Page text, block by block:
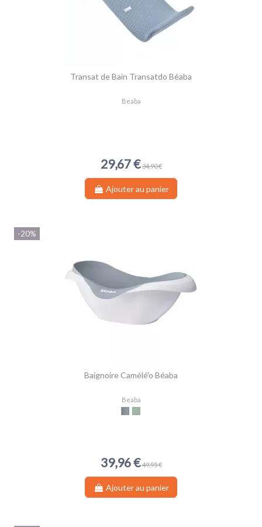
Transat de Bain Transatdo Béaba
Beaba
29,67 € 34,90 €
Ajouter au panier
-20%
Baignoire Camélé'o Béaba
Beaba
39,96 € 49,95 €
Light Mist
Vert Sauge
Ajouter au panier